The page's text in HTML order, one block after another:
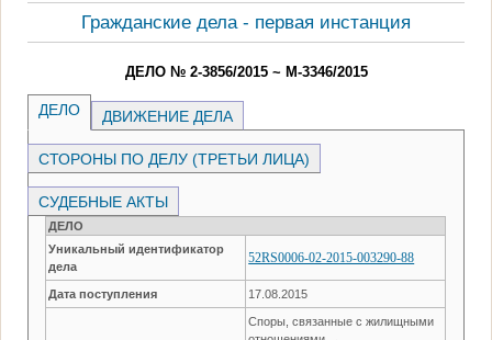
Гражданские дела - первая инстанция
ДЕЛО № 2-3856/2015 ~ М-3346/2015
ДЕЛО ДВИЖЕНИЕ ДЕЛА
СТОРОНЫ ПО ДЕЛУ (ТРЕТЬИ ЛИЦА)
СУДЕБНЫЕ АКТЫ
ДЕЛО
Уникальный идентификатор
дела
52RS0006-02-2015-003290-88
Дата поступления 17.08.2015
Споры, связанные с жилищными